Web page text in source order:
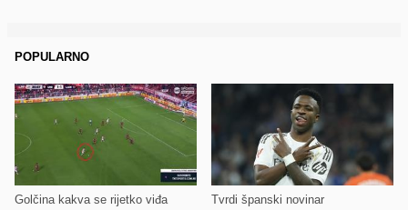
POPULARNO
Golčina kakva se rijetko viđa Tvrdi španski novinar